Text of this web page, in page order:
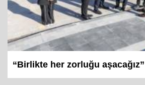
“Birlikte her zorluğu aşacağız”